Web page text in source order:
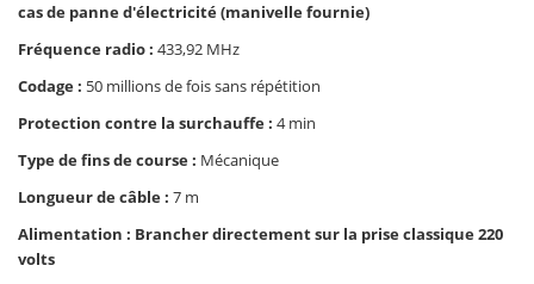
cas de panne d'électricité (manivelle fournie)
Fréquence radio : 433,92 MHz
Codage : 50 millions de fois sans répétition
Protection contre la surchauffe : 4 min
Type de fins de course : Mécanique
Longueur de câble : 7 m
Alimentation : Brancher directement sur la prise classique 220
volts